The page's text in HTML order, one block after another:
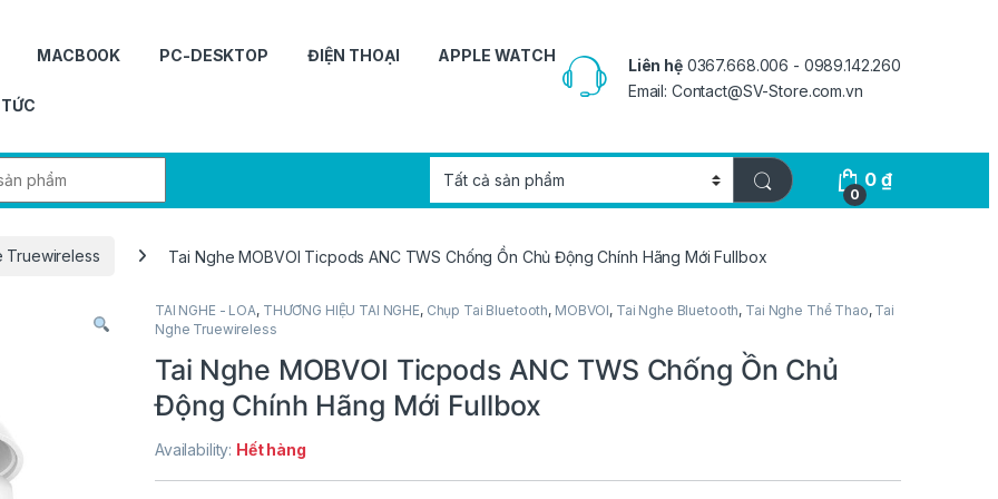
MACBOOK PC-DESKTOP ĐIỆN THOẠI APPLE WATCH
Liên hệ0367.668.006 - 0989.142.260
Email: Contact@SV-Store.com.vn
0
0₫
Truewireless Tai Nghe MOBVOI Ticpods ANC TWS Chống Ồn Chủ Động Chính Hãng Mới Fullbox
TAI NGHE - LOA, THƯƠNG HIỆU TAI NGHE, Chụp Tai Bluetooth, MOBVOI, Tai Nghe Bluetooth, Tai Nghe Thể Thao, Tai
Nghe Truewireless
Tai Nghe MOBVOI Ticpods ANC TWS Chống Ồn Chủ
Động Chính Hãng Mới Fullbox
Availability: Hết hàng